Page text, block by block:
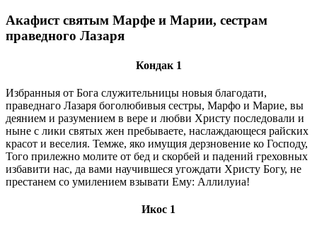
Акафист святым Марфе и Марии, сестрам
праведного Лазаря
Кондак 1
Избранныя от Бога служительницы новыя благодати,
праведнаго Лазаря боголюбивыя сестры, Марфо и Марие, вы
деянием и разумением в вере и любви Христу последовали и
ныне с лики святых жен пребываете, наслаждающеся райских
красот и веселия. Темже, яко имущия дерзновение ко Господу,
Того прилежно молите от бед и скорбей и падений греховных
избавити нас, да вами научившеся угождати Христу Богу, не
престанем со умилением взывати Ему: Аллилуиа!
Икос 1